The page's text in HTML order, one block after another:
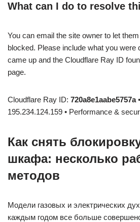
What can I do to resolve
You can email the site owner to let
blocked. Please include what you were
came up and the Cloudflare Ray ID
page.
Cloudflare Ray ID: 720a8e1aabe5757a
195.234.124.159 • Performance &
Как снять
шкафа: несколько
методов
Модели газовых и электрических
каждым годом все больше